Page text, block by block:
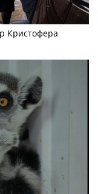
Кристофера